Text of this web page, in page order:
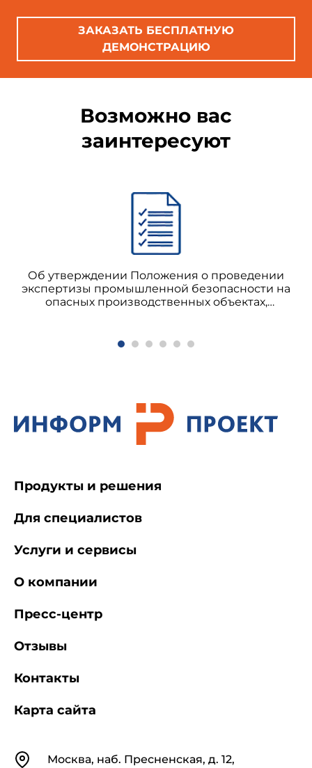
ЗАКАЗАТЬ БЕСПЛАТНУЮ
ДЕМОНСТРАЦИЮ
Возможно вас
заинтересуют
Об утверждении Положения о проведении
экспертизы промышленной безопасности на
опасных производственных объектах,
применяется с 01.01.2014 на основании приказа
транспортированием опасных веществ
железнодорожным транспортом
КонтактыМосква, наб. Пресненская, д. 12,
Продукты и решения
Для специалистов
Услуги и сервисы
О компании
Пресс-центр
Отзывы
Контакты
Карта сайта